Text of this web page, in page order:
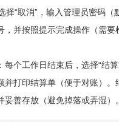
择“取消”，输入管理员密码（
，并按照提示完成操作（需要
工作日结束后，选择“结算
并打印结算单（便于对账）。
妥善存放（避免掉落或弄湿）。